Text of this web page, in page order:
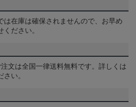
は在庫は確保されませんので、お早め
ださい。
文は全国一律送料無料です。詳しくは
さい。